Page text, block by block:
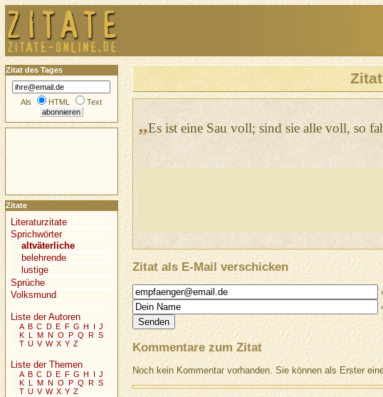
„Es ist eine Sau voll; sind sie alle voll, so
Zitat als E-Mail verschicken
Kommentare zum Zitat
Noch kein Kommentar vorhanden. Sie können als Erster
Zitat des Tages
Als HTML Text
Zitate
Literaturzitate
Sprichwörter
altväterliche
belehrende
lustige
Sprüche
Volksmund
Liste der Autoren
A B C D E F G H I J
K L M N O P Q R S
T U V W X Y Z
Liste der Themen
A B C D E F G H I J
K L M N O P Q R S
T U V W X Y Z